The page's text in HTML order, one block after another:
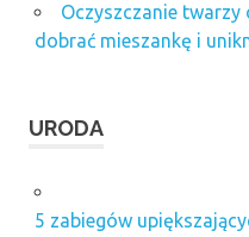
Oczyszczanie
dobrać mieszankę i
URODA
5 zabiegów